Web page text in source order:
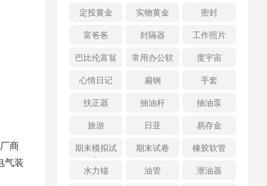
商
气装
定投黄金
实物黄金
密封
富爸爸
封隔器
工作照片
巴比伦富翁
常用办公软
件
度宇宙
心情日记
扁钢
手套
扶正器
抽油杆
抽油泵
旅游
日亚
易存金
期末模拟试
卷
期末试卷
橡胶软管
水力锚
油管
泄油器